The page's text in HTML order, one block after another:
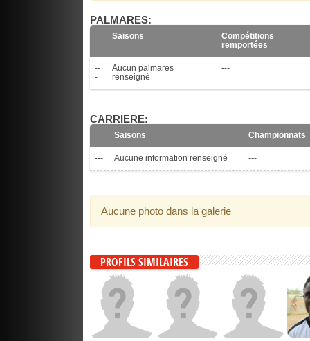
PALMARES:
Saisons
Compétitions
remportées
--
-
Aucun palmares
renseigné
---
CARRIERE:
Saisons Championnats
--- Aucune information renseigné ---
Aucune photo dans la galerie
PROFILS SIMILAIRES